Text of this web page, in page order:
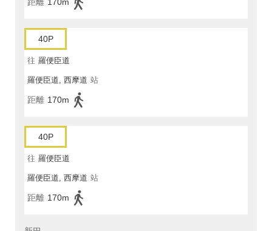
距離 170m
40P
往 羅便臣道
羅便臣道, 西摩道 站
距離 170m
40P
往 羅便臣道
羅便臣道, 西摩道 站
距離 170m